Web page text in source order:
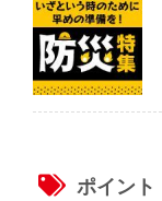
ポイント